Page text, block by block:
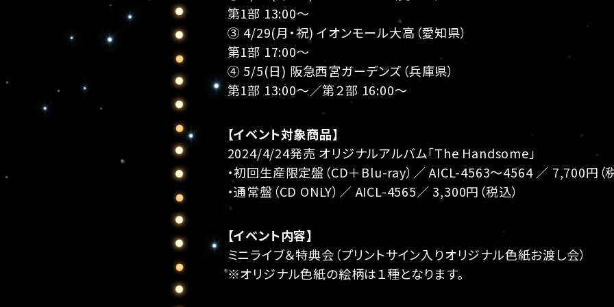
第1部 13:00～
③ 4/29(月・祝) イオンモール大高（愛知県）
第1部 17:00～
④ 5/5(日) 阪急西宮ガーデンズ（兵庫県）
第1部 13:00～／第２部 16:00～
【イベント対象商品】
2024/4/24発売 オリジナルアルバム「The Handsome」
・初回生産限定盤（CD＋Blu-ray）／ AICL-4563〜4564 ／ 7,700円（
・通常盤（CD ONLY）／ AICL-4565／ 3,300円（税込）
【イベント内容】
ミニライブ＆特典会（プリントサイン入りオリジナル色紙お渡し会）
※オリジナル色紙の絵柄は１種となります。